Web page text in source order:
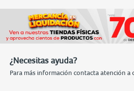
¿Necesitas ayuda?
Para más información contacta atención a